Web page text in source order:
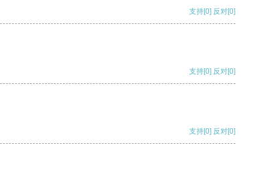
支持[0] 反对[0]
支持[0] 反对[0]
支持[0] 反对[0]